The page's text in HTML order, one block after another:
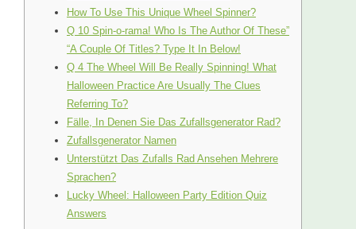
How To Use This Unique Wheel Spinner?
Q 10 Spin-o-rama! Who Is The Author Of These”
“A Couple Of Titles? Type It In Below!
Q 4 The Wheel Will Be Really Spinning! What
Halloween Practice Are Usually The Clues
Referring To?
Fälle, In Denen Sie Das Zufallsgenerator Rad?
Zufallsgenerator Namen
Unterstützt Das Zufalls Rad Ansehen Mehrere
Sprachen?
Lucky Wheel: Halloween Party Edition Quiz
Answers